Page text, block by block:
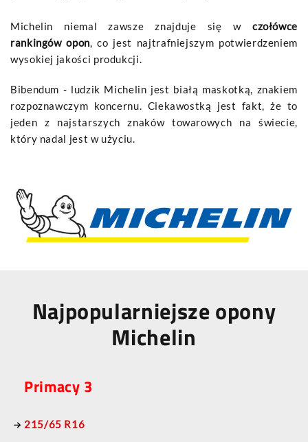
Michelin niemal zawsze znajduje się w czołówce
rankingów opon, co jest najtrafniejszym potwierdzeniem
wysokiej jakości produkcji.
Bibendum - ludzik Michelin jest białą maskotką, znakiem
rozpoznawczym koncernu. Ciekawostką jest fakt, że to
jeden z najstarszych znaków towarowych na świecie,
który nadal jest w użyciu.
Najpopularniejsze opony
Michelin
Primacy 3
215/65 R16